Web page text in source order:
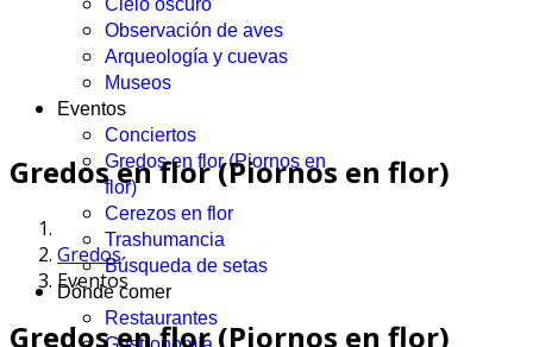
Cielo oscuro
Observación de aves
Arqueología y cuevas
Museos
Eventos
Conciertos
Gredos en flor (Piornos en
flor)
Cerezos en flor
Trashumancia
Búsqueda de setas
Dónde comer
Restaurantes
Gredos en flor (Piornos en flor)
Gredos
Eventos
Gredos en flor (Piornos en flor)